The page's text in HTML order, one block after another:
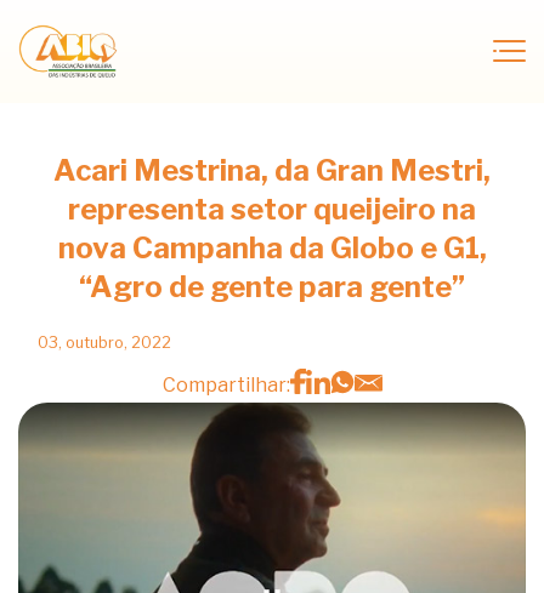
Acari Mestrina, da Gran Mestri,
representa setor queijeiro na
nova Campanha da Globo e G1,
“Agro de gente para gente”
03, outubro, 2022
Compartilhar: